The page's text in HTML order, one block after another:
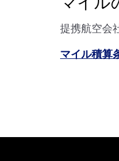
提携航空会
マイル積算